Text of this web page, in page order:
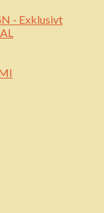
- Exklusivt